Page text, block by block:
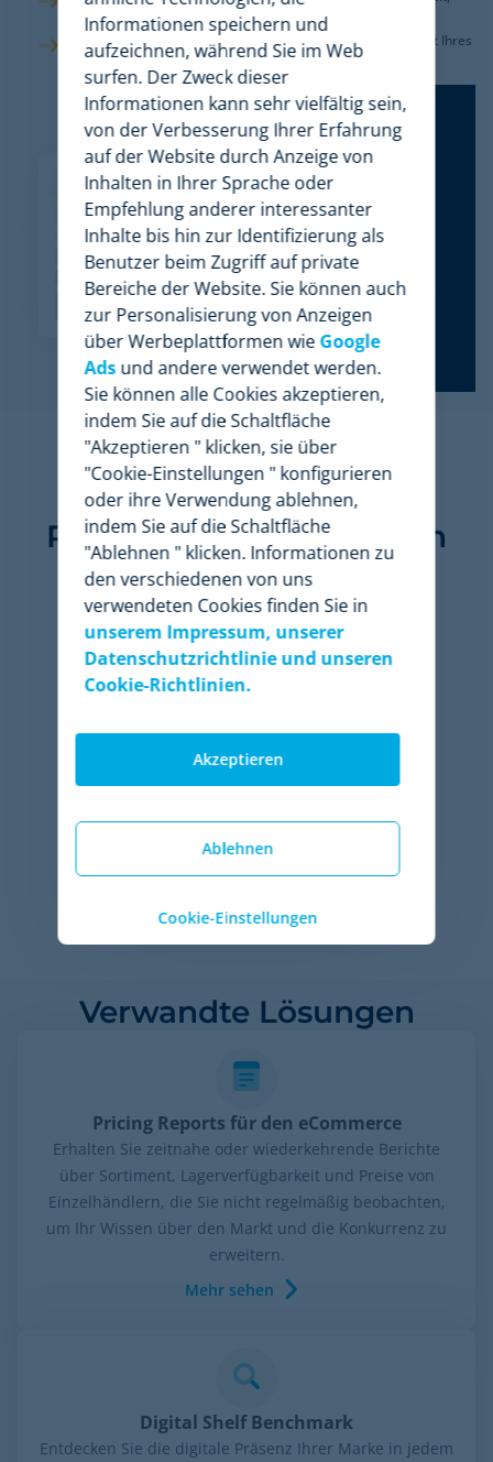
Integrität und Verfügbarkeit von Informationen garantiert.
Wir vermeiden Fehler und Cyberangriffe, die die Sicherheit Ihres
Unternehmens beeinträchtigen, dank derSingle Sign On
Authentifizierungmethode.
11 der 50 größten
Retailers der Welt nutzen
Minderest
Verwandte Lösungen
Pricing Reports für den eCommerce
Erhalten Sie zeitnahe oder wiederkehrende Berichte
über Sortiment, Lagerverfügbarkeit und Preise von
Einzelhändlern, die Sie nicht regelmäßig beobachten,
um Ihr Wissen über den Markt und die Konkurrenz zu
erweitern.
Mehr sehen
Digital Shelf Benchmark
Entdecken Sie die digitale Präsenz Ihrer Marke in jedem
Informationen speichern und
aufzeichnen, während Sie im Web
surfen. Der Zweck dieser
Informationen kann sehr vielfältig sein,
von der Verbesserung Ihrer Erfahrung
auf der Website durch Anzeige von
Inhalten in Ihrer Sprache oder
Empfehlung anderer interessanter
Inhalte bis hin zur Identifizierung als
Benutzer beim Zugriff auf private
Bereiche der Website. Sie können auch
zur Personalisierung von Anzeigen
über Werbeplattformen wie Google
Adsund andere verwendet werden.
Sie können alle Cookies akzeptieren,
indem Sie auf die Schaltfläche
"Akzeptieren " klicken, sie über
"Cookie-Einstellungen " konfigurieren
oder ihre Verwendung ablehnen,
indem Sie auf die Schaltfläche
"Ablehnen " klicken. Informationen zu
den verschiedenen von uns
verwendeten Cookies finden Sie in
unserem Impressum, unserer
Datenschutzrichtlinie und unseren
Cookie-Richtlinien.
Ablehnen
Akzeptieren
Cookie-Einstellungen